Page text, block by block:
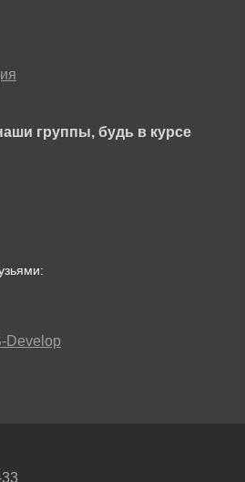
группы, будь в курсе
Develop